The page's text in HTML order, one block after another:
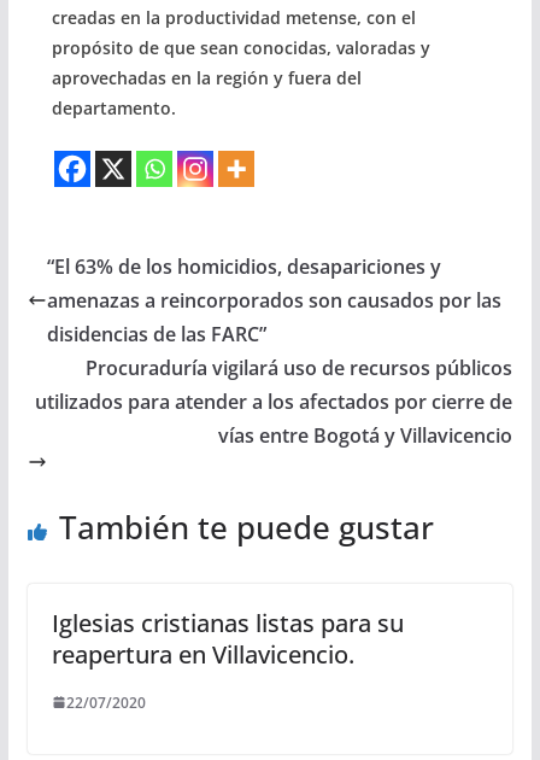
creadas en la productividad metense, con el
propósito de que sean conocidas, valoradas y
aprovechadas en la región y fuera del
departamento.
“El 63% de los homicidios, desapariciones y
amenazas a reincorporados son causados por las
disidencias de las FARC”
Procuraduría vigilará uso de recursos públicos
utilizados para atender a los afectados por cierre de
vías entre Bogotá y Villavicencio
También te puede gustar
Iglesias cristianas listas para su
reapertura en Villavicencio.
22/07/2020